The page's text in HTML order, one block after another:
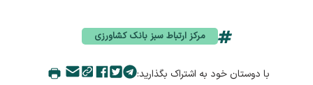
مرکز ارتباط سبز بانک کشاورزی
با دوستان خود به اشتراک بگذارید: